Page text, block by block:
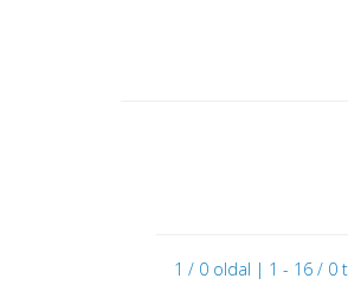
1 / 0 oldal | 1 - 16 / 0